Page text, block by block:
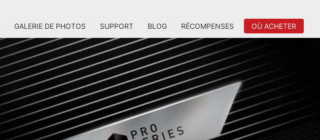
GALERIE DE PHOTOS SUPPORT BLOG RÉCOMPENSES OÙ ACHETER